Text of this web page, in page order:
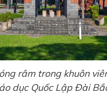
râm trong khuôn
dục Quốc Lập Đài